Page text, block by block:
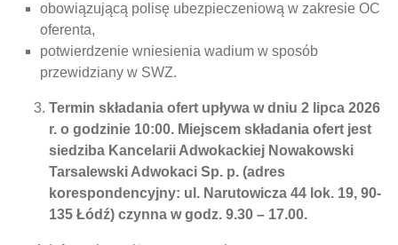
obowiązującą polisę ubezpieczeniową w zakresie OC
oferenta,
potwierdzenie wniesienia wadium w sposób
przewidziany w SWZ.
Termin składania ofert upływa w dniu 2 lipca 2026
r. o godzinie 10:00. Miejscem składania ofert jest
siedziba Kancelarii Adwokackiej Nowakowski
Tarsalewski Adwokaci Sp. p. (adres
korespondencyjny: ul. Narutowicza 44 lok. 19, 90-
135 Łódź) czynna w godz. 9.30 – 17.00.